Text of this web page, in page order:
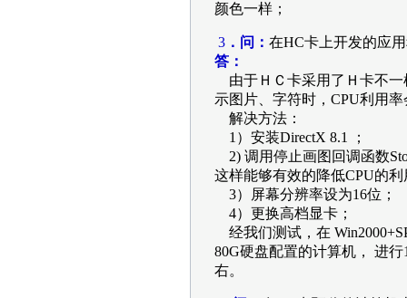
颜色一样；
3．问： 在HC卡上开发的应
答：
由于ＨＣ卡采用了Ｈ卡不
示图片、字符时，CPU利用
解决方法：
1）安装DirectX 8.1 ；
2) 调用停止画图回调函数
这样能够有效的降低CPU的利
3）屏幕分辨率设为16位；
4）更换高档显卡；
经我们测试，在
80G硬盘配置的计算机， 进
右。